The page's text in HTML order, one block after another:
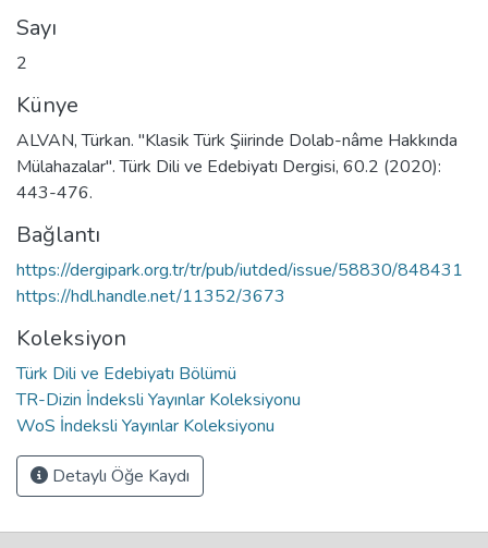
Sayı
2
Künye
ALVAN, Türkan. "Klasik Türk Şiirinde Dolab-nâme Hakkında
Mülahazalar". Türk Dili ve Edebiyatı Dergisi, 60.2 (2020):
443-476.
Bağlantı
https://dergipark.org.tr/tr/pub/iutded/issue/58830/848431
https://hdl.handle.net/11352/3673
Koleksiyon
Türk Dili ve Edebiyatı Bölümü
TR-Dizin İndeksli Yayınlar Koleksiyonu
WoS İndeksli Yayınlar Koleksiyonu
Detaylı Öğe Kaydı